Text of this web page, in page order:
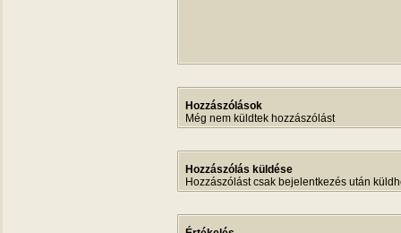
Hozzászólások
Még nem küldtek hozzászólást
Hozzászólás küldése
Hozzászólást csak bejelentkezés után